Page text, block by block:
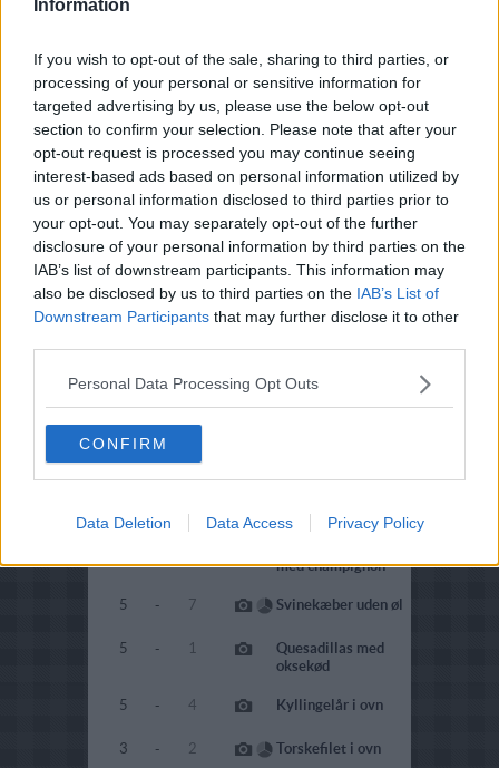
Information
If you wish to opt-out of the sale, sharing to third parties, or
processing of your personal or sensitive information for
targeted advertising by us, please use the below opt-out
section to confirm your selection. Please note that after your
opt-out request is processed you may continue seeing
interest-based ads based on personal information utilized by
us or personal information disclosed to third parties prior to
your opt-out. You may separately opt-out of the further
disclosure of your personal information by third parties on the
IAB’s list of downstream participants. This information may
also be disclosed by us to third parties on the IAB’s List of
Downstream Participants that may further disclose it to other
Personal Data Processing Opt Outs
CONFIRM
Data Deletion Data Access Privacy Policy
i karry, glutenfri
-
Kødboller til boller
i karry uden æg
4 - 4 Kylling med kål
5 - 1
Stegt blomkål med
spidskommen, chili
og mandler
4 - 2 Kylling Marsala
5 - 1
Pasta med
4.1 Medister i airfryer
4.5 - 2
med champignon
5 - 7 Svinekæber uden øl
5 - 1
Quesadillas med
oksekød
5 - 4 Kyllingelår i ovn
3 - 2 Torskefilet i ovn